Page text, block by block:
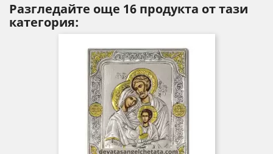
Разгледайте още 16 продукта от тази
категория: